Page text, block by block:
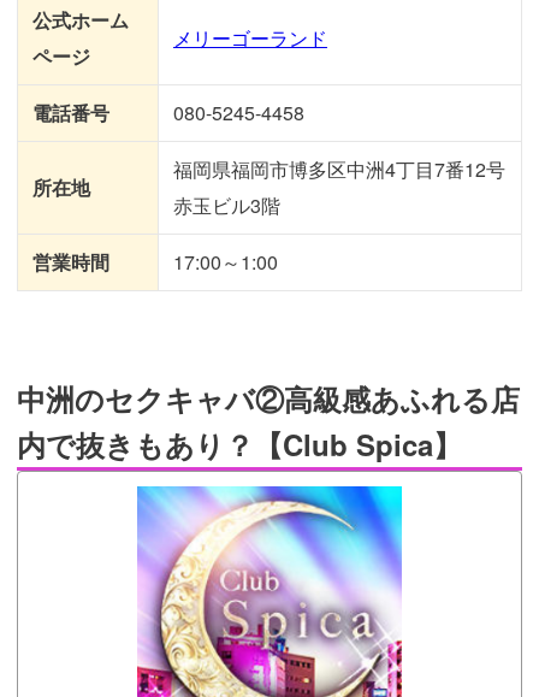
公式ホーム
ページ
メリーゴーランド
電話番号 080-5245-4458
所在地
福岡県福岡市博多区中洲4丁目7番12号
赤玉ビル3階
営業時間 17:00～1:00
中洲のセクキャバ②高級感あふれる店
内で抜きもあり？【Club Spica】